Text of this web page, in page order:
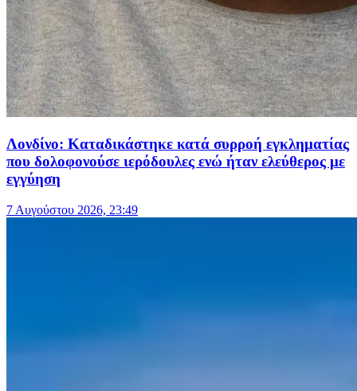
Λονδίνο: Καταδικάστηκε κατά συρροή εγκληματίας
που δολοφονούσε ιερόδουλες ενώ ήταν ελεύθερος με
εγγύηση
7 Αυγούστου 2026, 23:49